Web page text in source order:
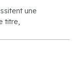
une
titre,